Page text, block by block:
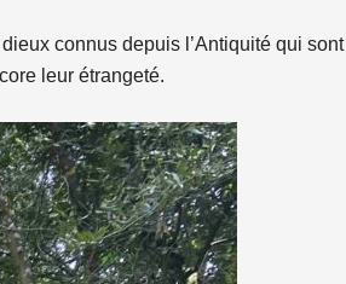
connus depuis l’Antiquité qui
leur étrangeté.